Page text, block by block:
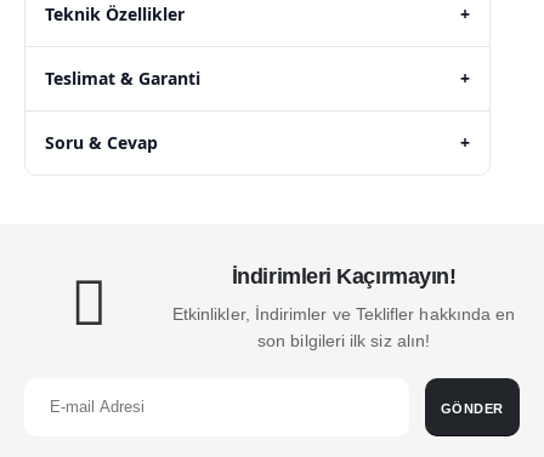
Teknik Özellikler +
Teslimat & Garanti +
Soru & Cevap +
İndirimleri Kaçırmayın!
Etkinlikler, İndirimler ve Teklifler hakkında en
son bilgileri ilk siz alın!
GÖNDER